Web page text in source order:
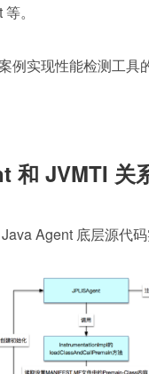
。
例实现性能检测工具
和 JVMTI 关
Agent 底层源代码